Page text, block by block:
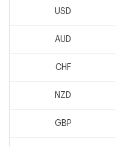
USD
AUD
CHF
NZD
GBP